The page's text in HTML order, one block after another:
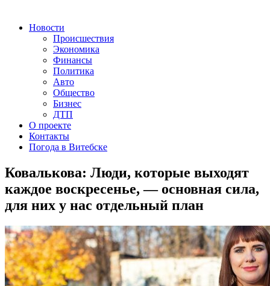
Новости
Происшествия
Экономика
Финансы
Политика
Авто
Общество
Бизнес
ДТП
О проекте
Контакты
Погода в Витебске
Ковалькова: Люди, которые выходят
каждое воскресенье, — основная сила,
для них у нас отдельный план